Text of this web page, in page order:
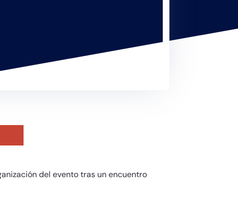
del evento tras un encuentro